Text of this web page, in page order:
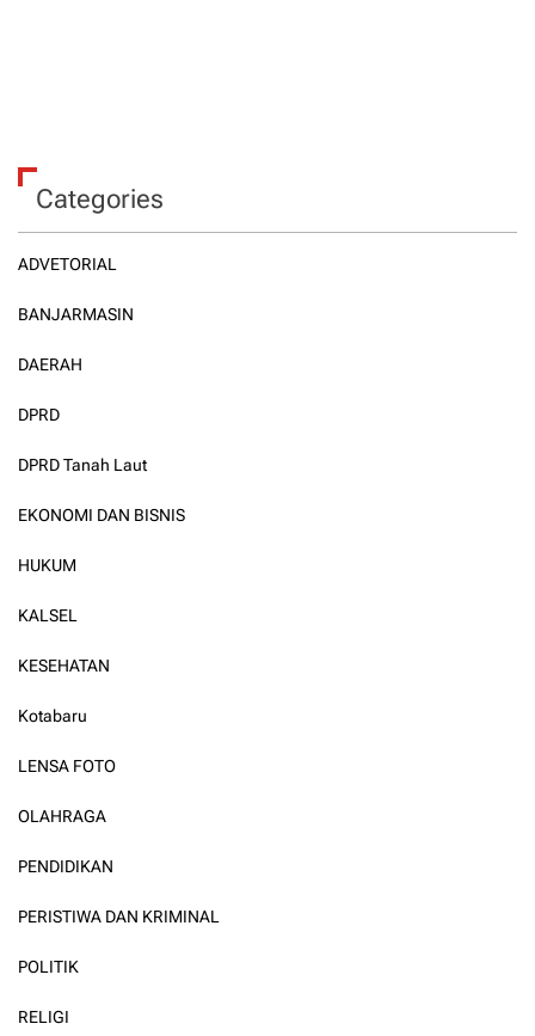
Categories
ADVETORIAL
BANJARMASIN
DAERAH
DPRD
DPRD Tanah Laut
EKONOMI DAN BISNIS
HUKUM
KALSEL
KESEHATAN
Kotabaru
LENSA FOTO
OLAHRAGA
PENDIDIKAN
PERISTIWA DAN KRIMINAL
POLITIK
RELIGI